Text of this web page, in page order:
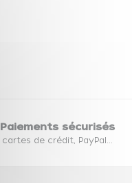
Paiements sécurisés
cartes de crédit, PayPal...